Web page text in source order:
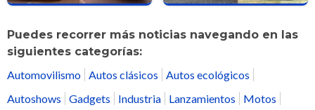
Puedes recorrer más noticias navegando en las
siguientes categorías:
Automovilismo Autos clásicos
Autos ecológicos
Autoshows
Gadgets Industria Lanzamientos
Motos